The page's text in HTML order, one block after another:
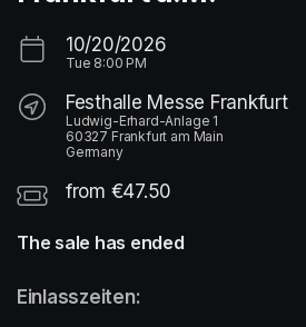
10/20/2026
Tue 8:00 PM
Festhalle Messe Frankfurt
Ludwig-Erhard-Anlage 1
60327 Frankfurt am Main
Germany
from €47.50
The sale has ended
Einlasszeiten: